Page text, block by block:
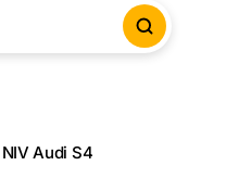
Vérifier
Audi S4